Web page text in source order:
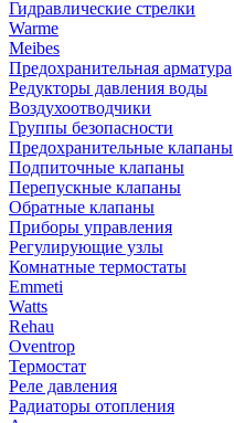
Гидравлические стрелки
Warme
Meibes
Предохранительная арматура
Редукторы давления воды
Воздухоотводчики
Группы безопасности
Предохранительные клапаны
Подпиточные клапаны
Перепускные клапаны
Обратные клапаны
Приборы управления
Регулирующие узлы
Комнатные термостаты
Emmeti
Watts
Rehau
Oventrop
Термостат
Реле давления
Радиаторы отопления